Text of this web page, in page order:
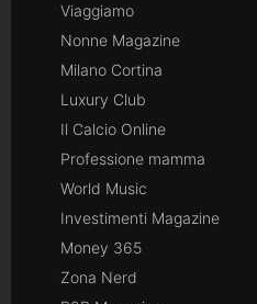
Viaggiamo
Nonne Magazine
Milano Cortina
Luxury Club
Il Calcio Online
Professione mamma
World Music
Investimenti Magazine
Money 365
Zona Nerd